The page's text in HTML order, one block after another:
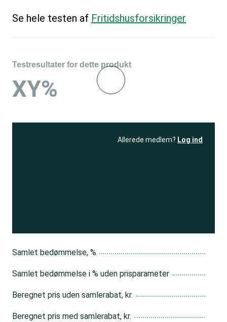
Se hele testen af Fritidshusforsikringer
Testresultater for dette produkt
XY%
Allerede medlem? Log ind
Samlet bedømmelse, %
Samlet bedømmelse i % uden prisparameter
Beregnet pris uden samlerabat, kr.
Beregnet pris med samlerabat, kr.